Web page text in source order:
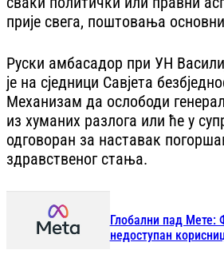
прије свега, поштовања
Руски амбасадор при УН
је на сједници Савјета
Механизам да ослободи
из хуманих разлога или ће у
одговоран за наставак
здравственог стања.
Глобални пад Мете:
недоступан